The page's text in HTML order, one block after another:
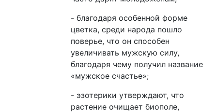
- благодаря особенной форме
цветка, среди народа пошло
поверье, что он способен
увеличивать мужскую силу,
благодаря чему получил название
«мужское счастье»;
- эзотерики утверждают, что
растение очищает биополе,